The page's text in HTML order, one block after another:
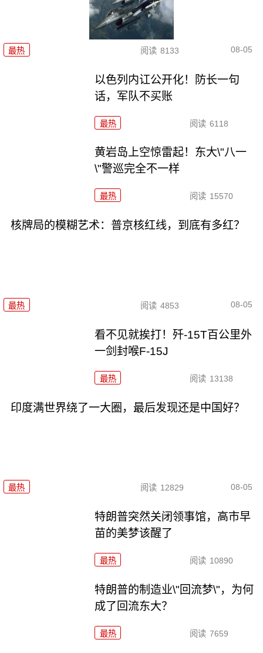
最热 阅读 8133 08-05
以色列内讧公开化！防长一句
话，军队不买账
最热 阅读 6118
黄岩岛上空惊雷起！东大\"八一
\"警巡完全不一样
最热 阅读 15570
核牌局的模糊艺术：普京核红线，到底有多红？
最热 阅读 4853 08-05
看不见就挨打！歼-15T百公里外
一剑封喉F-15J
最热 阅读 13138
印度满世界绕了一大圈，最后发现还是中国好？
最热 阅读 12829 08-05
特朗普突然关闭领事馆，高市早
苗的美梦该醒了
最热 阅读 10890
特朗普的制造业\"回流梦\"，为何
成了回流东大？
最热 阅读 7659